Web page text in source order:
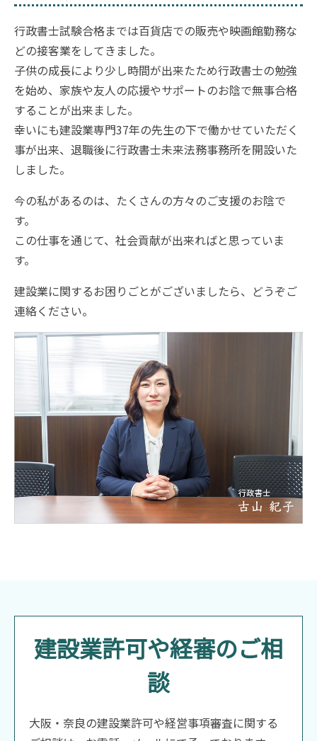
行政書士試験合格までは百貨店での販売や映画館勤務な
どの接客業をしてきました。
子供の成長により少し時間が出来たため行政書士の勉強
を始め、家族や友人の応援やサポートのお陰で無事合格
することが出来ました。
幸いにも建設業専門37年の先生の下で働かせていただく
事が出来、退職後に行政書士未来法務事務所を開設いた
しました。
今の私があるのは、たくさんの方々のご支援のお陰で
す。
この仕事を通じて、社会貢献が出来ればと思っていま
す。
建設業に関するお困りごとがございましたら、どうぞご
連絡ください。
建設業許可や経審のご相
談
大阪・奈良の建設業許可や経営事項審査に関する